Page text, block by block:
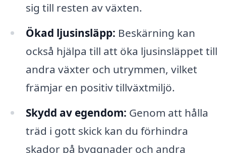
sig till resten av växten.
Ökad ljusinsläpp: Beskärning kan
också hjälpa till att öka ljusinsläppet till
andra växter och utrymmen, vilket
främjar en positiv tillväxtmiljö.
Skydd av egendom: Genom att hålla
träd i gott skick kan du förhindra
skador på byggnader och andra